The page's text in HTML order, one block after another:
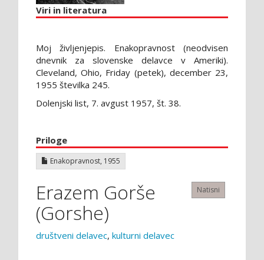
Viri in literatura
Moj življenjepis. Enakopravnost (neodvisen
dnevnik za slovenske delavce v Ameriki).
Cleveland, Ohio, Friday (petek), december 23,
1955 številka 245.
Dolenjski list, 7. avgust 1957, št. 38.
Priloge
Enakopravnost, 1955
Natisni
Erazem Gorše
(Gorshe)
društveni delavec, kulturni delavec